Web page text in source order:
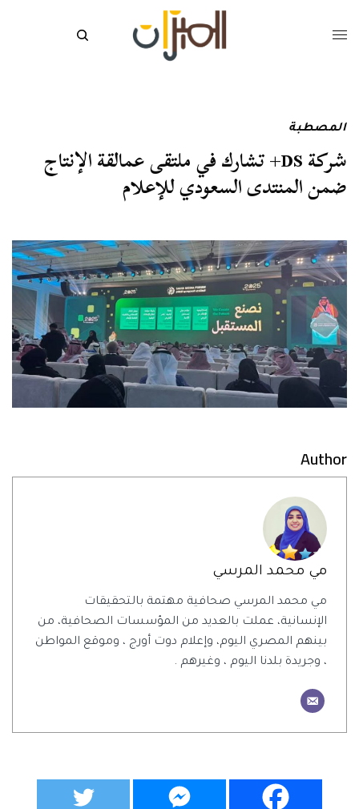
المصطبة
شركة DS+ تشارك في ملتقى عمالقة الإنتاج
ضمن المنتدى السعودي للإعلام
Author
مي محمد المرسي
مي محمد المرسي صحافية مهتمة بالتحقيقات
الإنسانية، عملت بالعديد من المؤسسات الصحافية، من
بينهم المصري اليوم، وإعلام دوت أورج ، وموقع المواطن
، وجريدة بلدنا اليوم ، وغيرهم .